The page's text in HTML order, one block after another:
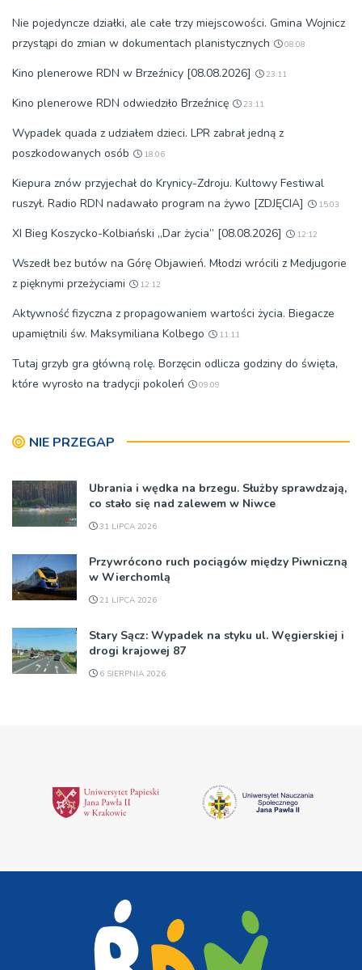
Nie pojedyncze działki, ale całe trzy miejscowości. Gmina Wojnicz
przystąpi do zmian w dokumentach planistycznych
08:08
Kino plenerowe RDN w Brzeźnicy [08.08.2026] 23:11
Kino plenerowe RDN odwiedziło Brzeźnicę 23:11
Wypadek quada z udziałem dzieci. LPR zabrał jedną z
poszkodowanych osób
18:06
Kiepura znów przyjechał do Krynicy-Zdroju. Kultowy Festiwal
ruszył. Radio RDN nadawało program na żywo [ZDJĘCIA]
15:03
XI Bieg Koszycko-Kolbiański „Dar życia” [08.08.2026] 12:12
Wszedł bez butów na Górę Objawień. Młodzi wrócili z Medjugorie
z pięknymi przeżyciami
12:12
Aktywność fizyczna z propagowaniem wartości życia. Biegacze
upamiętnili św. Maksymiliana Kolbego
11:11
Tutaj grzyb gra główną rolę. Borzęcin odlicza godziny do święta,
które wyrosło na tradycji pokoleń
09:09
NIE PRZEGAP
Ubrania i wędka na brzegu. Służby sprawdzają,
co stało się nad zalewem w Niwce
31 LIPCA 2026
Przywrócono ruch pociągów między Piwniczną
w Wierchomlą
21 LIPCA 2026
Stary Sącz: Wypadek na styku ul. Węgierskiej i
drogi krajowej 87
6 SIERPNIA 2026